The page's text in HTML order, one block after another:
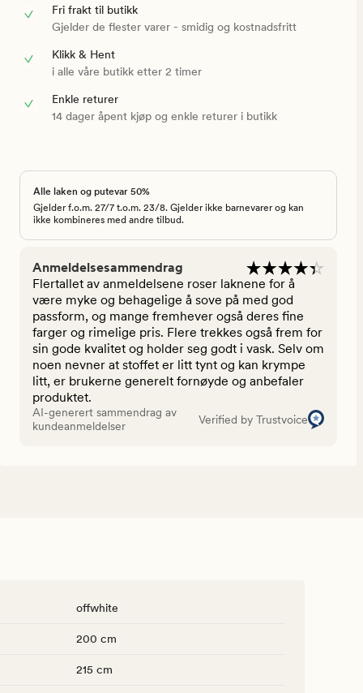
Fri frakt til butikk
Gjelder de flester varer - smidig og kostnadsfritt
Klikk & Hent
i alle våre butikk etter 2 timer
Enkle returer
14 dager åpent kjøp og enkle returer i butikk
Alle laken og putevar 50%
Gjelder f.o.m. 27/7 t.o.m. 23/8. Gjelder ikke barnevarer og kan
ikke kombineres med andre tilbud.
Anmeldelsesammendrag
Flertallet av anmeldelsene roser laknene for å
være myke og behagelige å sove på med god
passform, og mange fremhever også deres fine
farger og rimelige pris. Flere trekkes også frem for
sin gode kvalitet og holder seg godt i vask. Selv om
noen nevner at stoffet er litt tynt og kan krympe
litt, er brukerne generelt fornøyde og anbefaler
produktet.
AI-generert sammendrag av
kundeanmeldelser
Verified by Trustvoice
offwhite
200 cm
215 cm